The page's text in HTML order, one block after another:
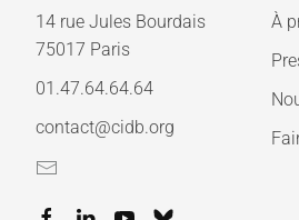
14 rue Jules Bourdais
75017 Paris
01.47.64.64.64
contact@cidb.org
À